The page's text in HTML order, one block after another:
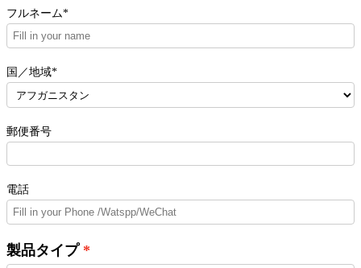
フルネーム*
国／地域*
郵便番号
電話
製品タイプ